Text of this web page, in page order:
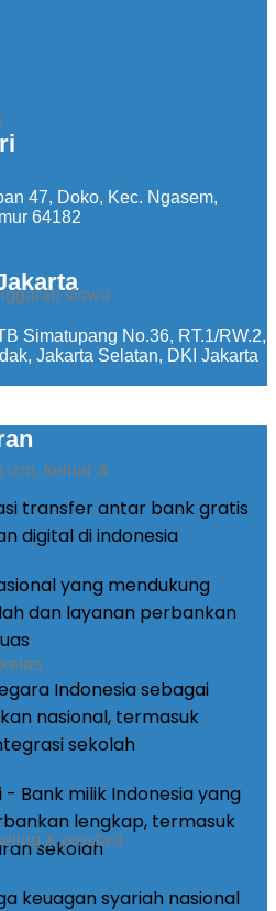
siswa
izin, keluar &
& prestasi
47, Doko, Kec. Ngasem,
64182
Simatupang No.36, RT.1/RW.2,
Jakarta Selatan, DKI Jakarta